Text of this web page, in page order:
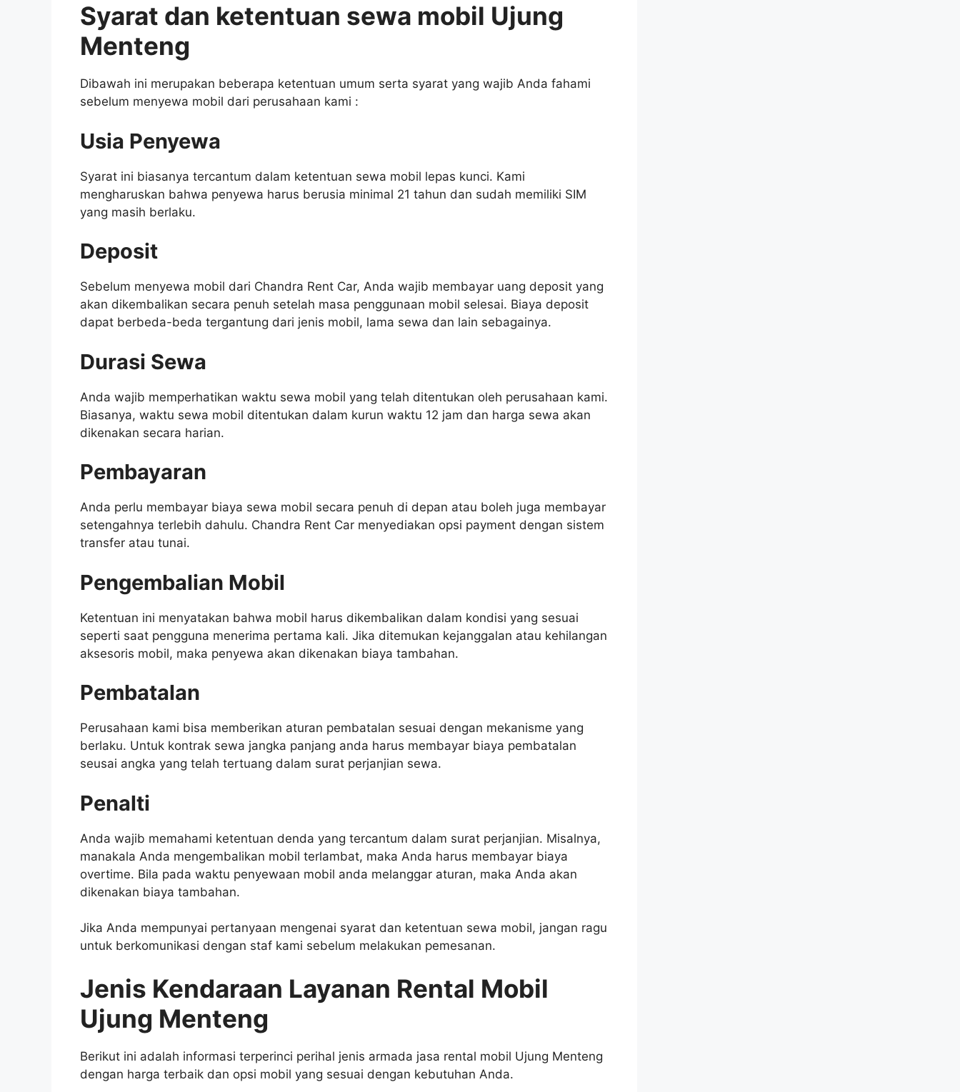
Syarat dan ketentuan sewa mobil Ujung
Menteng
Dibawah ini merupakan beberapa ketentuan umum serta syarat yang wajib Anda fahami
sebelum menyewa mobil dari perusahaan kami :
Usia Penyewa
Syarat ini biasanya tercantum dalam ketentuan sewa mobil lepas kunci. Kami
mengharuskan bahwa penyewa harus berusia minimal 21 tahun dan sudah memiliki SIM
yang masih berlaku.
Deposit
Sebelum menyewa mobil dari Chandra Rent Car, Anda wajib membayar uang deposit yang
akan dikembalikan secara penuh setelah masa penggunaan mobil selesai. Biaya deposit
dapat berbeda-beda tergantung dari jenis mobil, lama sewa dan lain sebagainya.
Durasi Sewa
Anda wajib memperhatikan waktu sewa mobil yang telah ditentukan oleh perusahaan kami.
Biasanya, waktu sewa mobil ditentukan dalam kurun waktu 12 jam dan harga sewa akan
dikenakan secara harian.
Pembayaran
Anda perlu membayar biaya sewa mobil secara penuh di depan atau boleh juga membayar
setengahnya terlebih dahulu. Chandra Rent Car menyediakan opsi payment dengan sistem
transfer atau tunai.
Pengembalian Mobil
Ketentuan ini menyatakan bahwa mobil harus dikembalikan dalam kondisi yang sesuai
seperti saat pengguna menerima pertama kali. Jika ditemukan kejanggalan atau kehilangan
aksesoris mobil, maka penyewa akan dikenakan biaya tambahan.
Pembatalan
Perusahaan kami bisa memberikan aturan pembatalan sesuai dengan mekanisme yang
berlaku. Untuk kontrak sewa jangka panjang anda harus membayar biaya pembatalan
seusai angka yang telah tertuang dalam surat perjanjian sewa.
Penalti
Anda wajib memahami ketentuan denda yang tercantum dalam surat perjanjian. Misalnya,
manakala Anda mengembalikan mobil terlambat, maka Anda harus membayar biaya
overtime. Bila pada waktu penyewaan mobil anda melanggar aturan, maka Anda akan
dikenakan biaya tambahan.
Jika Anda mempunyai pertanyaan mengenai syarat dan ketentuan sewa mobil, jangan ragu
untuk berkomunikasi dengan staf kami sebelum melakukan pemesanan.
Jenis Kendaraan Layanan Rental Mobil
Ujung Menteng
Berikut ini adalah informasi terperinci perihal jenis armada jasa rental mobil Ujung Menteng
dengan harga terbaik dan opsi mobil yang sesuai dengan kebutuhan Anda.